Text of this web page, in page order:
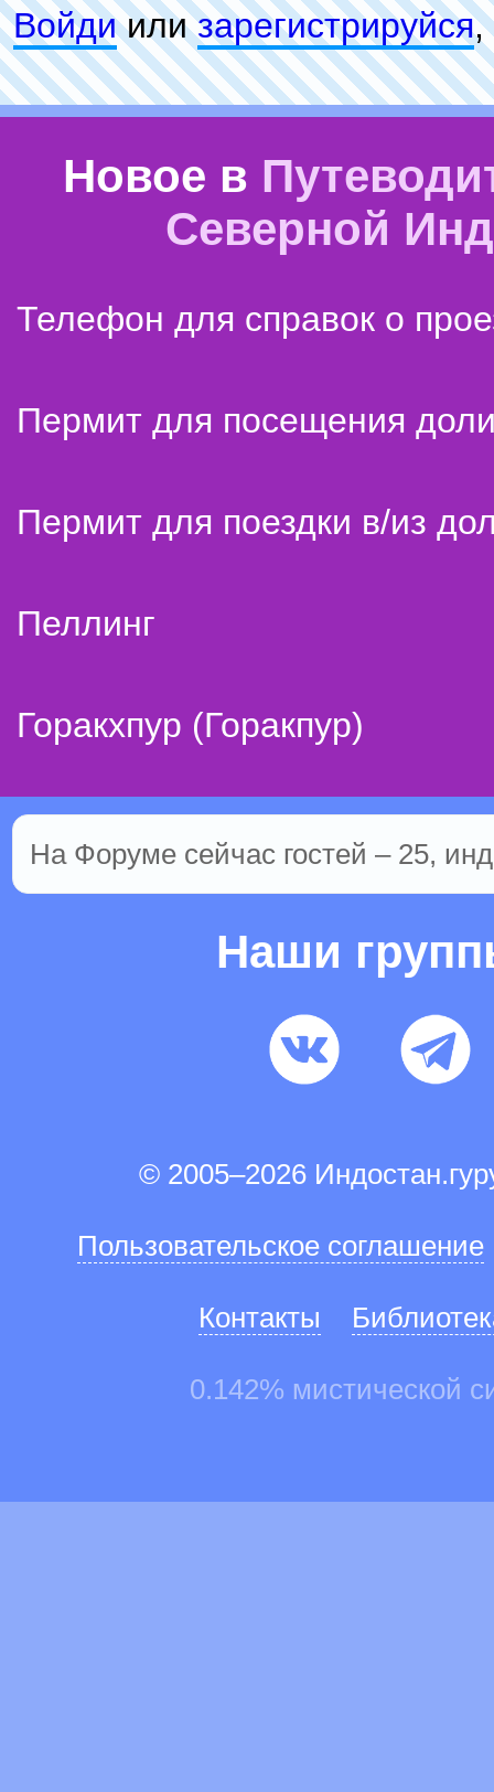
Войдиилизарeгиcтpируйся,
Новое в
Северной
Телефон для справок о
Пермит для посещения
Пермит для поездки в/из
Пеллинг
Горакхпур (Горакпур)
На Форуме сейчас гостей – 25,
Наши
© 2005–2026
Пользовательское соглашение
Контакты
0.142% мистической